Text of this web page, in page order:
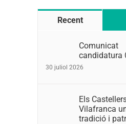
Recent
Comunicat
candidatura
30 juliol 2026
Els
Vilafranca
tradició i